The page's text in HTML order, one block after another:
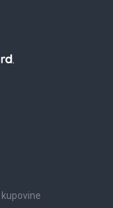
kupovine